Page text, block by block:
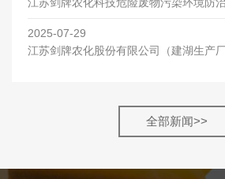
2025-07-29
江苏剑牌农化股份有限公司（建湖生产
全部新闻>>